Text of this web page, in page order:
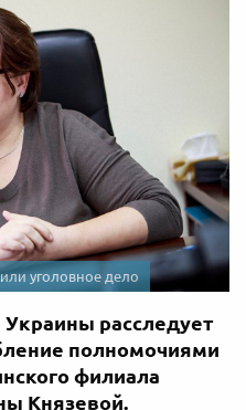
уголовное дело
расследует
полномочиями
филиала
Князевой.